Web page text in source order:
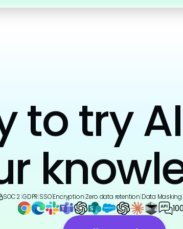
to try
SOC 2|GDPR|SSO|Encryption|Zero data retention|Data Masking